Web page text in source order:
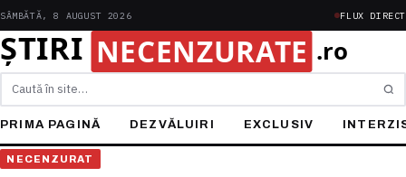
SÂMBĂTĂ, 8 AUGUST 2026 FLUX DIRECT
Caută
PRIMA PAGINĂ DEZVĂLUIRI EXCLUSIV
NECENZURAT